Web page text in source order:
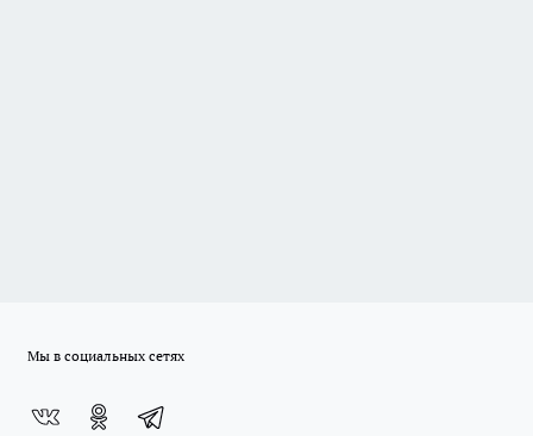
Мы в социальных сетях